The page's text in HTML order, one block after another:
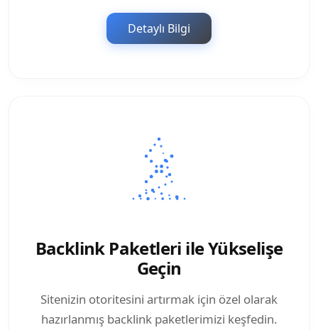
Detaylı Bilgi
Backlink Paketleri ile Yükselişe
Geçin
Sitenizin otoritesini artırmak için özel olarak
hazırlanmış backlink paketlerimizi keşfedin.